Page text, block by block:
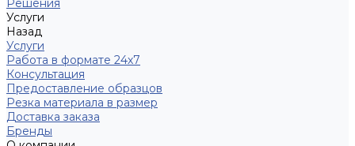
Решения
Услуги
Назад
Услуги
Работа в формате 24х7
Консультация
Предоставление образцов
Резка материала в размер
Доставка заказа
Бренды